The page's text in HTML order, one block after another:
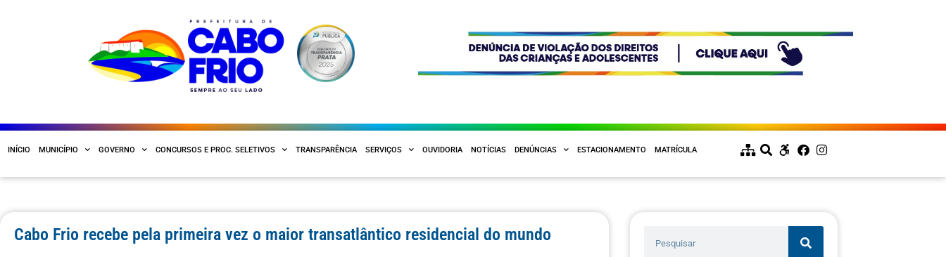
INÍCIO MUNICÍPIO GOVERNO CONCURSOS E PROC. SELETIVOS TRANSPARÊNCIA SERVIÇOS OUVIDORIA NOTÍCIAS DENÚNCIAS ESTACIONAMENTO MATRÍCULA
Cabo Frio recebe pela primeira vez o maior transatlântico residencial do mundo